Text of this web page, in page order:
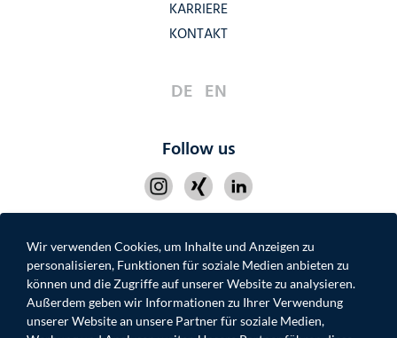
Wir verwenden Cookies, um Inhalte und Anzeigen zu
personalisieren, Funktionen für soziale Medien anbieten zu
können und die Zugriffe auf unserer Website zu analysieren.
Außerdem geben wir Informationen zu Ihrer Verwendung
unserer Website an unsere Partner für soziale Medien,
KARRIERE
KONTAKT
DE EN
Follow us
IMPRESSUM DATENSCHUTZ
KONTAKT
MOONROC.DE